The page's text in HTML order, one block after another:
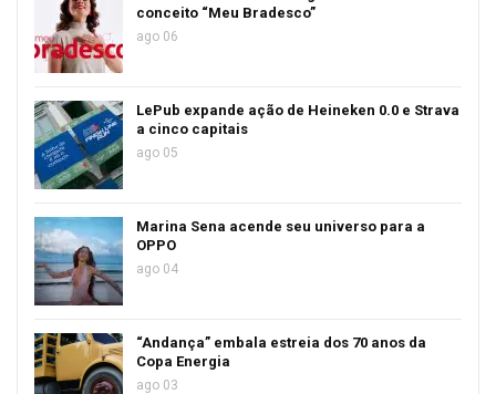
conceito “Meu Bradesco”
ago 06
LePub expande ação de Heineken 0.0 e Strava
a cinco capitais
ago 05
Marina Sena acende seu universo para a
OPPO
ago 04
“Andança” embala estreia dos 70 anos da
Copa Energia
ago 03